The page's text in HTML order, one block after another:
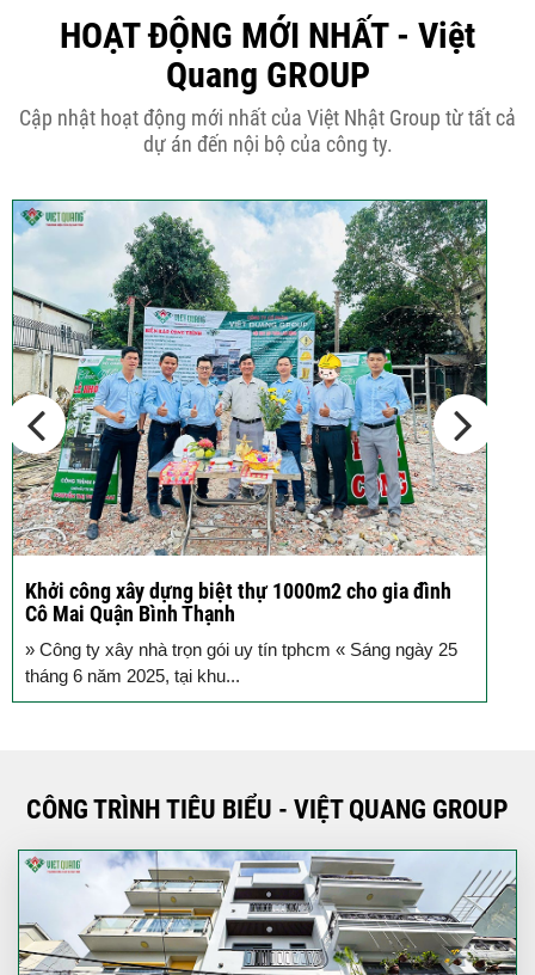
50m2...
Những điều cần biết khi thiết kế nhà
phố 5...
Cập nhật xu thế thiết kế nhà phố 5
tầng...
Các thiết kế nhà phố 2 tầng 110m2
đơn giản,...
HOẠT ĐỘNG MỚI NHẤT - Việt
Quang GROUP
Cập nhật hoạt động mới nhất của Việt Nhật Group từ tất cả
dự án đến nội bộ của công ty.
Khởi công xây dựng biệt thự 1000m2 cho gia đình
Cô Mai Quận Bình Thạnh
» Công ty xây nhà trọn gói uy tín tphcm « Sáng ngày 25
tháng 6 năm 2025, tại khu...
CÔNG TRÌNH TIÊU BIỂU - VIỆT QUANG GROUP